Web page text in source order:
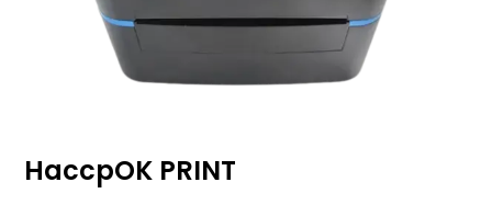
HaccpOK PRINT